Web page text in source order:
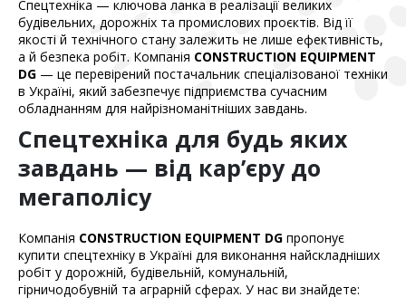
Спецтехніка — ключова ланка в реалізації великих
будівельних, дорожніх та промислових проєктів. Від її
якості й технічного стану залежить не лише ефективність,
а й безпека робіт. Компанія CONSTRUCTION EQUIPMENT
DG — це перевірений постачальник спеціалізованої техніки
в Україні, який забезпечує підприємства сучасним
обладнанням для найрізноманітніших завдань.
Спецтехніка для будь яких
завдань — від кар’єру до
мегаполісу
Компанія CONSTRUCTION EQUIPMENT DG пропонує
купити спецтехніку в Україні для виконання найскладніших
робіт у дорожній, будівельній, комунальній,
гірничодобувній та аграрній сферах. У нас ви знайдете: